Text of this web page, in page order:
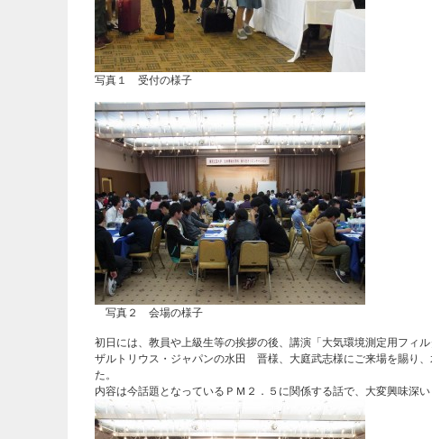
写真１ 受付の様子
写真２ 会場の様子
初日には、教員や上級生等の挨拶の後、講演「大気環境測定用フィ
ザルトリウス・ジャパンの水田 晋様、大庭武志様にご来場を賜り
た。
内容は今話題となっているＰＭ２．５に関係する話で、大変興味深